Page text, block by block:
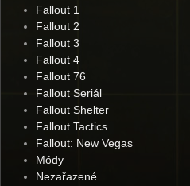
Fallout 1
Fallout 2
Fallout 3
Fallout 4
Fallout 76
Fallout Seriál
Fallout Shelter
Fallout Tactics
Fallout: New Vegas
Módy
Nezařazené